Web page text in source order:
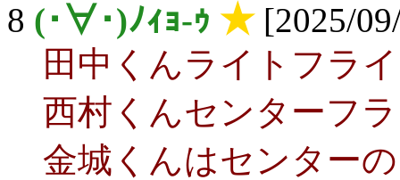
8 (･∀･)ﾉｨｮ-ｩ ★[2025/
田中くんライトフラ
西村くんセンターフ
金城くんはセンター